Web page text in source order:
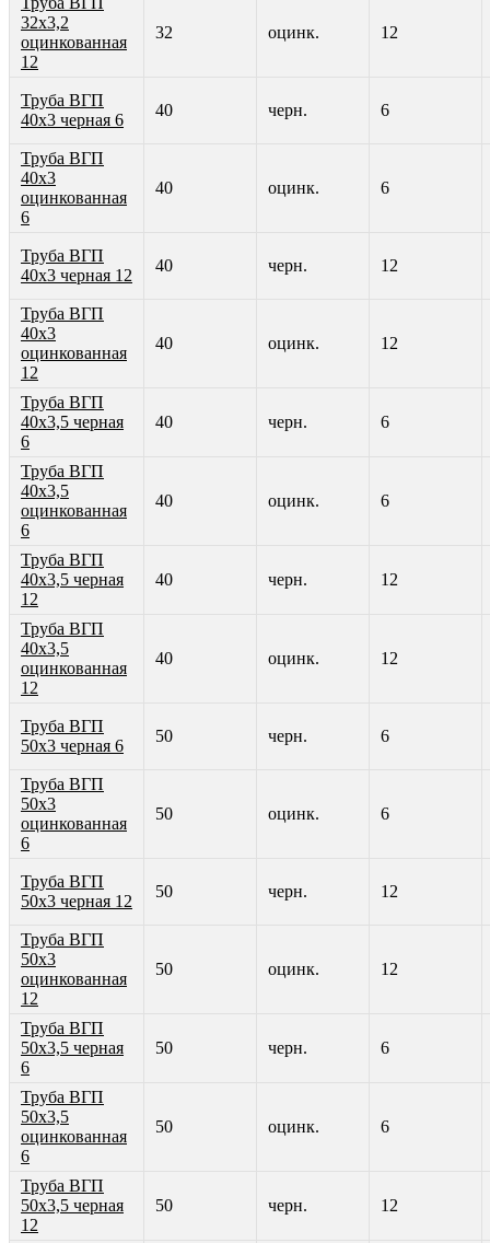
32х3,2
оцинкованная
12
32 оцинк. 12
Труба ВГП
40х3 черная 6
40 черн. 6
Труба ВГП
40х3
оцинкованная
6
40 оцинк. 6
Труба ВГП
40х3 черная 12
40 черн. 12
Труба ВГП
40х3
оцинкованная
12
40 оцинк. 12
Труба ВГП
40х3,5 черная
6
40 черн. 6
Труба ВГП
40х3,5
оцинкованная
6
40 оцинк. 6
Труба ВГП
40х3,5 черная
12
40 черн. 12
Труба ВГП
40х3,5
оцинкованная
12
40 оцинк. 12
Труба ВГП
50х3 черная 6
50 черн. 6
Труба ВГП
50х3
оцинкованная
6
50 оцинк. 6
Труба ВГП
50х3 черная 12
50 черн. 12
Труба ВГП
50х3
оцинкованная
12
50 оцинк. 12
Труба ВГП
50х3,5 черная
6
50 черн. 6
Труба ВГП
50х3,5
оцинкованная
6
50 оцинк. 6
Труба ВГП
50х3,5 черная
12
50 черн. 12